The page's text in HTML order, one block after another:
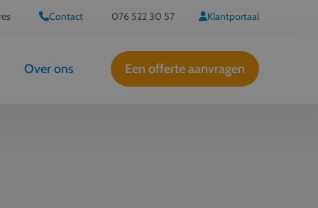
Contact 076 522 30 57 Klantportaal
Over ons Een offerte aanvragen